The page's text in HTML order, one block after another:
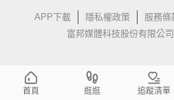
APP下載 隱私權政策 服務條
富邦媒體科技股份有限公
首頁 逛逛 追蹤清單